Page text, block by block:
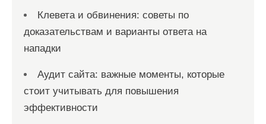
Клевета и обвинения: советы по
доказательствам и варианты ответа на
нападки
Аудит сайта: важные моменты, которые
стоит учитывать для повышения
эффективности